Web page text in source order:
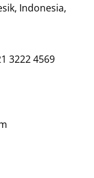
Indonesia,
3222 4569